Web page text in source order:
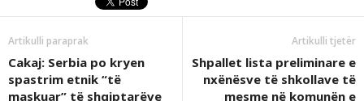
Artikulli paraprak
Cakaj: Serbia po kryen
spastrim etnik “të
maskuar” të shqiptarëve
Artikulli tjetër
Shpallet lista preliminare e
nxënësve të shkollave të
mesme në komunën e